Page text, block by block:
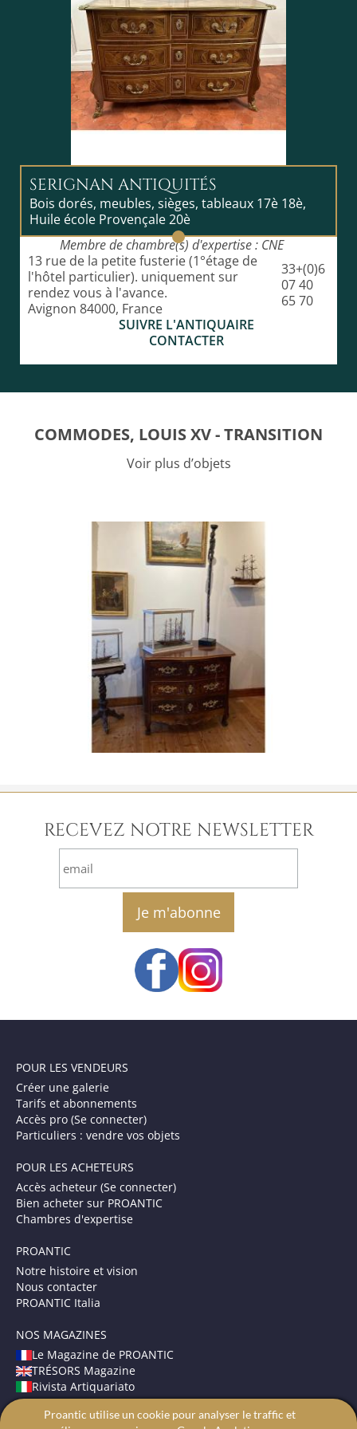
Conditions générales de livraison :
Conditions générales de vente et de livraison : Le prix
indiqué sur l'annonce inclut la livraison dans toute la
France métropolitaine.
Pour l’Allemagne, la Belgique, l’Italie ou l’Espagne
nous contacter pour un devis.
Pour les États-Unis, l’Europe extracommunautaire ou
le reste du monde nous contacter pour un devis mais
L’emballage et le suivi du transport sont assurés par
nous-mêmes ou par transporteurs professionnels
spécialisés en Œuvres d’art.
SERIGNAN ANTIQUITÉS
Bois dorés, meubles, sièges, tableaux 17è 18è,
Huile école Provençale 20è
Membre de chambre(s) d'expertise : CNE
13 rue de la petite fusterie (1°étage de
l'hôtel particulier). uniquement sur
rendez vous à l'avance.
Avignon 84000, France
33+(0)6
07 40
65 70
SUIVRE L'ANTIQUAIRE
CONTACTER
COMMODES, LOUIS XV - TRANSITION
Voir plus d’objets
RECEVEZ NOTRE NEWSLETTER
email
POUR LES VENDEURS
Créer une galerie
Tarifs et abonnements
Accès pro (Se connecter)
Particuliers : vendre vos objets
POUR LES ACHETEURS
Accès acheteur (Se connecter)
Bien acheter sur PROANTIC
Chambres d'expertise
PROANTIC
Notre histoire et vision
Nous contacter
PROANTIC Italia
NOS MAGAZINES
Le Magazine de PROANTIC
TRÉSORS Magazine
Rivista Artiquariato
CONDITIONS GÉNÉRALES
Proantic utilise un cookie pour analyser le traffic et